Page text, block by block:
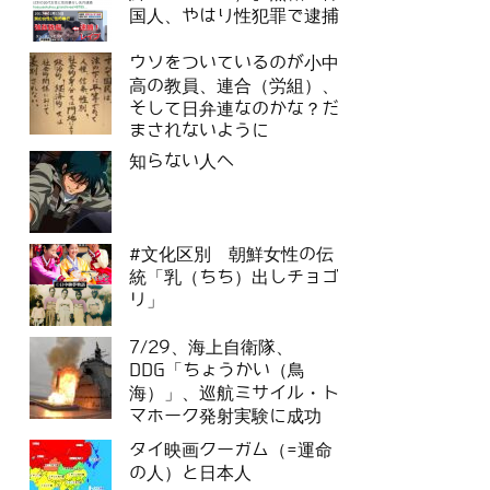
国人、やはり性犯罪で逮捕
ウソをついているのが小中
高の教員、連合（労組）、
そして日弁連なのかな？だ
まされないように
知らない人へ
#文化区別 朝鮮女性の伝
統「乳（ちち）出しチョゴ
リ」
7/29、海上自衛隊、
DDG「ちょうかい（鳥
海）」、巡航ミサイル・ト
マホーク発射実験に成功
タイ映画クーガム（=運命
の人）と日本人